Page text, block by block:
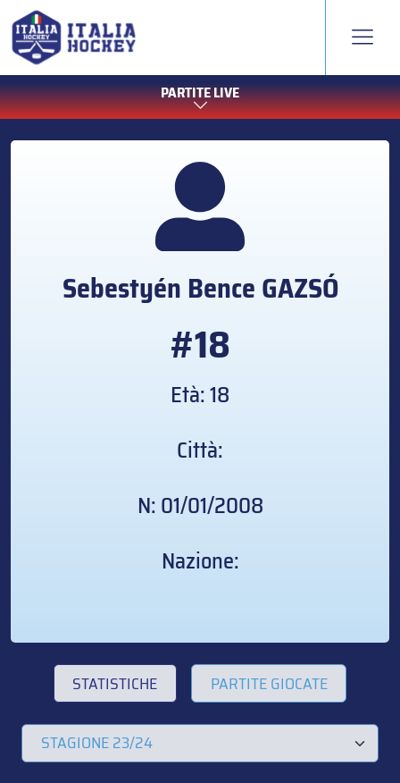
PARTITE LIVE
Sebestyén BenceGAZSÓ
#18
Età: 18
Città:
N: 01/01/2008
Nazione:
STATISTICHE PARTITE GIOCATE